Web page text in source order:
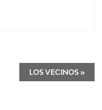
LOS VECINOS »